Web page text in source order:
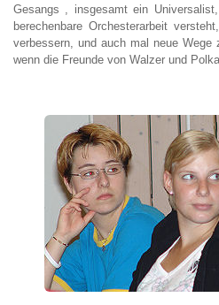
Gesangs , insgesamt ein
berechenbare Orchesterarbeit
verbessern, und auch mal neue
wenn die Freunde von Walzer und